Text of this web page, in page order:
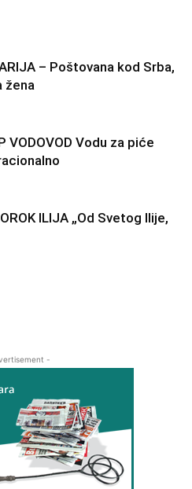
– Poštovana kod Srba,
žena
VODOVOD Vodu za piće
ILIJA „Od Svetog Ilije,
-